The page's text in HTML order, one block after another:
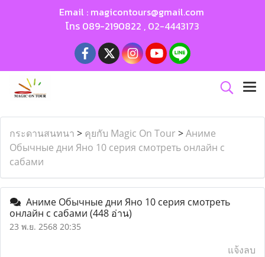
Email : magicontours@gmail.com
โทร 089-2190822 , 02-4443173
กระดานสนทนา > คุยกับ Magic On Tour >Аниме
Обычные дни Яно 10 серия смотреть онлайн с
сабами
Аниме Обычные дни Яно 10 серия смотреть
онлайн с сабами (448 อ่าน)
23 พ.ย. 2568 20:35
แจ้งลบ